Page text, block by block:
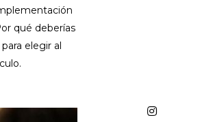
qué deberías
elegir al